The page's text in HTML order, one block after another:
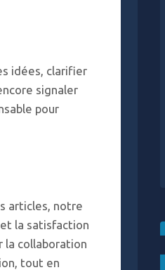
idées, clarifier
signaler
pour
articles, notre
la satisfaction
la collaboration
tout en